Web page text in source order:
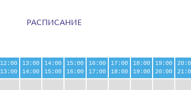
РАСПИСАНИЕ
12:00
13:00
13:00
14:00
14:00
15:00
15:00
16:00
16:00
17:00
17:00
18:00
18:00
19:00
19:00
20:00